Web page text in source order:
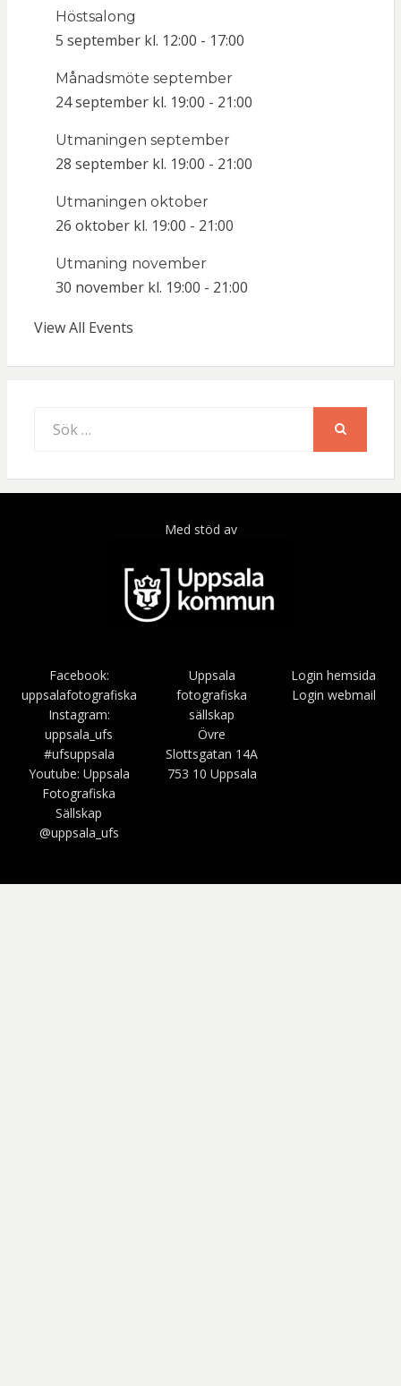
Höstsalong
5 september kl. 12:00 - 17:00
Månadsmöte september
24 september kl. 19:00 - 21:00
Utmaningen september
28 september kl. 19:00 - 21:00
Utmaningen oktober
26 oktober kl. 19:00 - 21:00
Utmaning november
30 november kl. 19:00 - 21:00
View All Events
efter:
Med stöd av
Facebook:
uppsalafotografiska
Instagram:
uppsala_ufs
#ufsuppsala
Youtube: Uppsala
Fotografiska
Sällskap
@uppsala_ufs
Uppsala
fotografiska
sällskap
Övre
Slottsgatan 14A
753 10 Uppsala
Login hemsida
Login webmail